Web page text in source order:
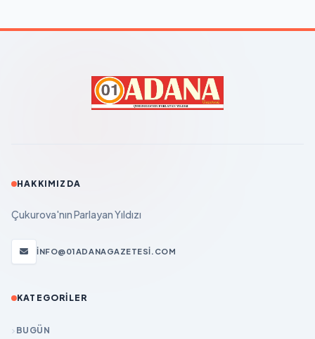
HAKKIMIZDA
Çukurova'nın Parlayan Yıldızı
INFO@01ADANAGAZETESI.COM
KATEGORILER
BUGÜN